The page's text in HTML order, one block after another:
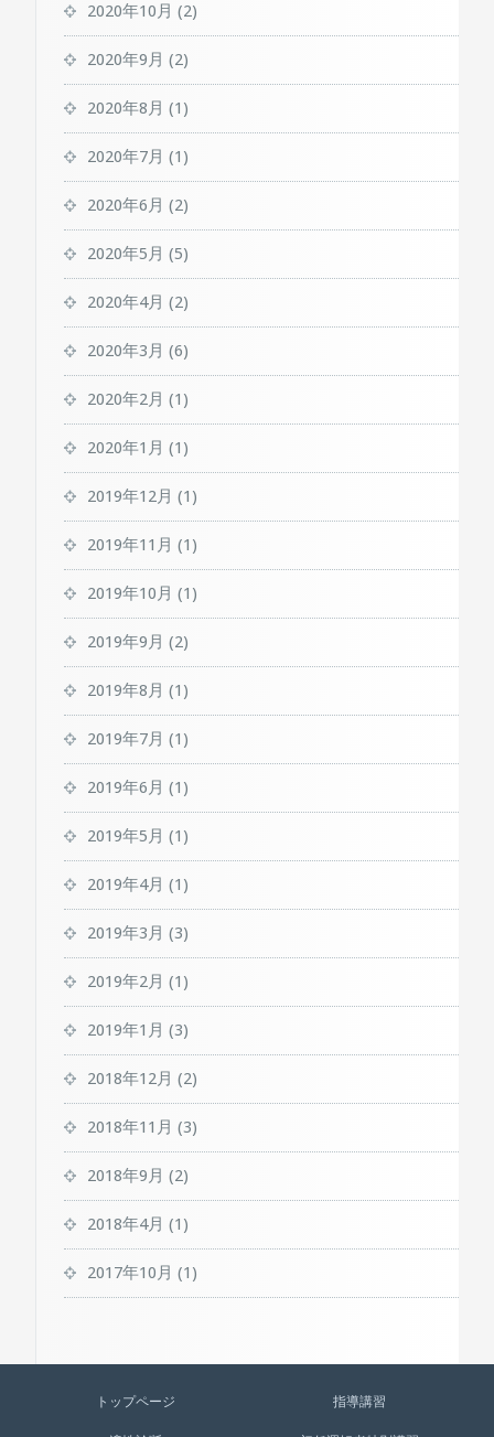
2020年10月 (2)
2020年9月 (2)
2020年8月 (1)
2020年7月 (1)
2020年6月 (2)
2020年5月 (5)
2020年4月 (2)
2020年3月 (6)
2020年2月 (1)
2020年1月 (1)
2019年12月 (1)
2019年11月 (1)
2019年10月 (1)
2019年9月 (2)
2019年8月 (1)
2019年7月 (1)
2019年6月 (1)
2019年5月 (1)
2019年4月 (1)
2019年3月 (3)
2019年2月 (1)
2019年1月 (3)
2018年12月 (2)
2018年11月 (3)
2018年9月 (2)
2018年4月 (1)
2017年10月 (1)
トップページ 指導講習